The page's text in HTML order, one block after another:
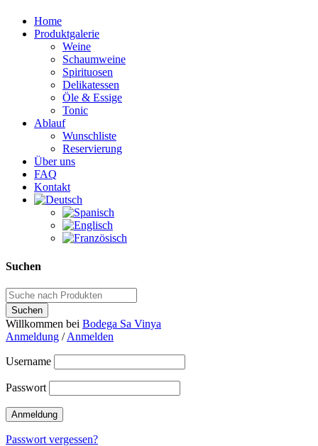
Home
Produktgalerie
Weine
Schaumweine
Spirituosen
Delikatessen
Öle & Essige
Tonic
Ablauf
Wunschliste
Reservierung
Über uns
FAQ
Kontakt
Suchen
Willkommen bei Bodega Sa Vinya
Anmeldung /Anmelden
Username
Passwort
Passwort vergessen?